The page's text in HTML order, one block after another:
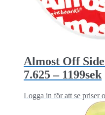
Almost Off
7.625 – 1199sek
Logga in för att se priser